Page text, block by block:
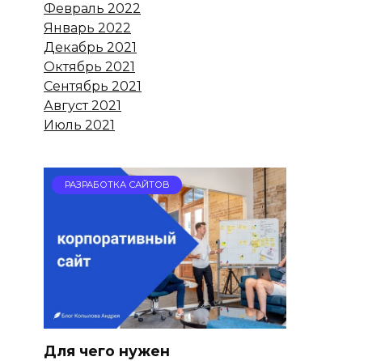
Февраль 2022
Январь 2022
Декабрь 2021
Октябрь 2021
Сентябрь 2021
Август 2021
Июль 2021
РАЗРАБОТКА САЙТОВ
Для чего нужен